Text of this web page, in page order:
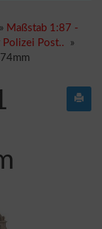
Maßstab 1:87 -
Polizei Post.. »